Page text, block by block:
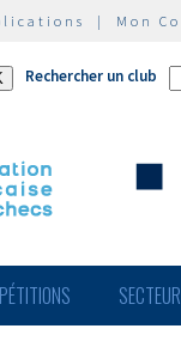
| Mon
Rechercher un club